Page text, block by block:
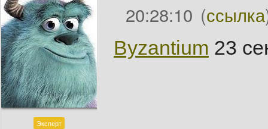
Эксперт
20:28:10 (ссылка
Byzantium 23